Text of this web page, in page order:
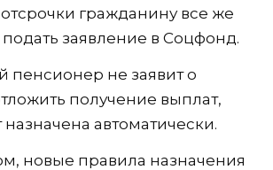
гражданину все же
заявление в Соцфонд.
пенсионер не заявит о
получение выплат,
автоматически.
новые правила назначения